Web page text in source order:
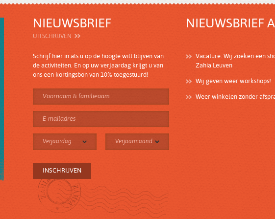
NIEUWSBRIEF
UITSCHRIJVEN
Schrijf hier in als u op de hoogte wilt blijven van
de activiteiten. En op uw verjaardag krijgt u van
ons een kortingsbon van 10% toegestuurd!
Verjaardag Verjaarmaand
NIEUWSBRIEF
Vacature: Wij zoeken een
Zahia Leuven
Wij geven weer workshops!
Weer winkelen zonder